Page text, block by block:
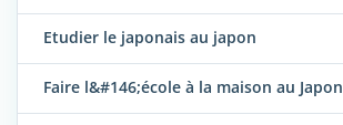
Etudier le japonais au japon
Faire l&#146;école à la maison au Japon